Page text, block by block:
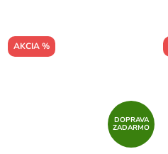
AKCIA %
DOPRAVA
ZADARMO